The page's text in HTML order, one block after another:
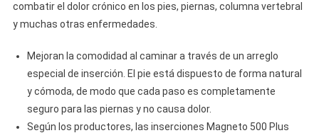
combatir el dolor crónico en los pies, piernas, columna vertebral
y muchas otras enfermedades.
Mejoran la comodidad al caminar a través de un arreglo
especial de inserción. El pie está dispuesto de forma natural
y cómoda, de modo que cada paso es completamente
seguro para las piernas y no causa dolor.
Según los productores, las inserciones Magneto 500 Plus